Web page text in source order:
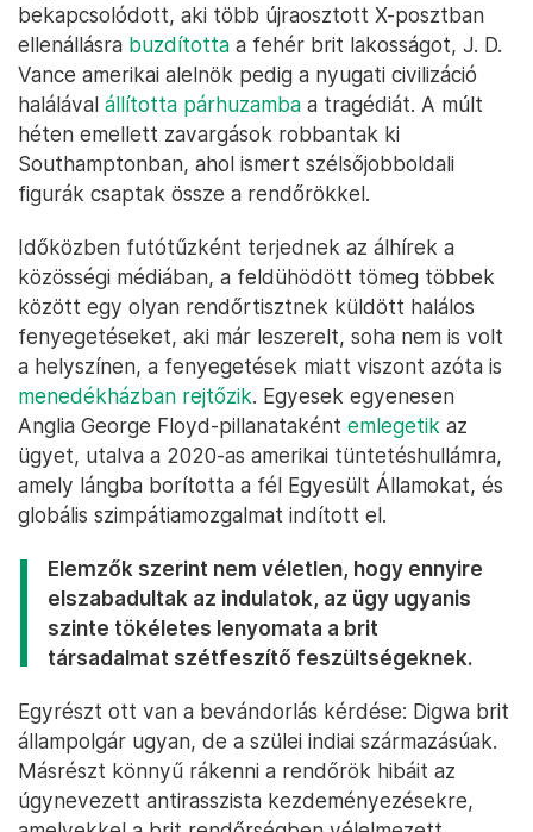
bekapcsolódott, aki több újraosztott X-posztban
ellenállásra buzdította a fehér brit lakosságot, J. D.
Vance amerikai alelnök pedig a nyugati civilizáció
halálával állította párhuzamba a tragédiát. A múlt
héten emellett zavargások robbantak ki
Southamptonban, ahol ismert szélsőjobboldali
figurák csaptak össze a rendőrökkel.
Időközben futótűzként terjednek az álhírek a
közösségi médiában, a feldühödött tömeg többek
között egy olyan rendőrtisztnek küldött halálos
fenyegetéseket, aki már leszerelt, soha nem is volt
a helyszínen, a fenyegetések miatt viszont azóta is
menedékházban rejtőzik. Egyesek egyenesen
Anglia George Floyd-pillanataként emlegetik az
ügyet, utalva a 2020-as amerikai tüntetéshullámra,
amely lángba borította a fél Egyesült Államokat, és
globális szimpátiamozgalmat indított el.
Elemzők szerint nem véletlen, hogy ennyire
elszabadultak az indulatok, az ügy ugyanis
szinte tökéletes lenyomata a brit
társadalmat szétfeszítő feszültségeknek.
Egyrészt ott van a bevándorlás kérdése: Digwa brit
állampolgár ugyan, de a szülei indiai származásúak.
Másrészt könnyű rákenni a rendőrök hibáit az
úgynevezett antirasszista kezdeményezésekre,